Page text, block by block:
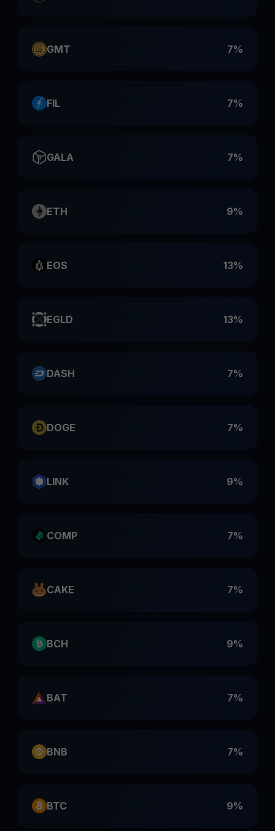
GMT 7%
FIL 7%
GALA 7%
ETH 9%
EOS 13%
EGLD 13%
DASH 7%
DOGE 7%
LINK 9%
COMP 7%
CAKE 7%
BCH 9%
BAT 7%
BNB 7%
BTC 9%